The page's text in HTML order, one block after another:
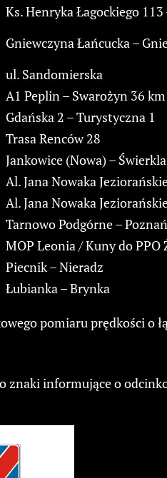
Ks. Henryka Łagockiego 113
Gniewczyna Łańcucka –
ul. Sandomierska
A1 Peplin – Swarożyn 36
Gdańska 2 – Turystyczna 1
Trasa Renców 28
Jankowice (Nowa) –
Al. Jana Nowaka
Al. Jana Nowaka
Tarnowo Podgórne –
MOP Leonia / Kuny do PPO
Piecnik – Nieradz
Łubianka – Brynka
pomiaru prędkości o
informujące o